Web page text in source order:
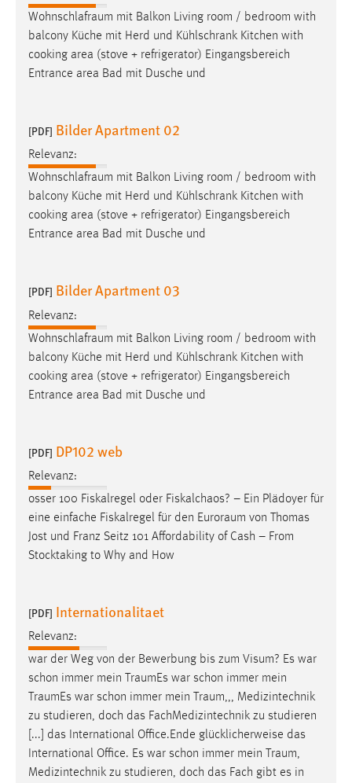
Wohnschlafraum mit Balkon Living room / bedroom with
balcony Küche mit Herd und Kühlschrank Kitchen with
cooking area (stove + refrigerator) Eingangsbereich
Entrance area Bad mit Dusche und
[PDF] Bilder Apartment 02
Relevanz:
Wohnschlafraum mit Balkon Living room / bedroom with
balcony Küche mit Herd und Kühlschrank Kitchen with
cooking area (stove + refrigerator) Eingangsbereich
Entrance area Bad mit Dusche und
[PDF] Bilder Apartment 03
Relevanz:
Wohnschlafraum mit Balkon Living room / bedroom with
balcony Küche mit Herd und Kühlschrank Kitchen with
cooking area (stove + refrigerator) Eingangsbereich
Entrance area Bad mit Dusche und
[PDF] DP102 web
Relevanz:
osser 100 Fiskalregel oder Fiskalchaos? – Ein Plädoyer für
eine einfache Fiskalregel für den Euroraum von Thomas
Jost und Franz Seitz 101 Affordability of Cash – From
Stocktaking to Why and How
[PDF] Internationalitaet
Relevanz:
war der Weg von der Bewerbung bis zum Visum? Es war
schon immer mein TraumEs war schon immer mein
TraumEs war schon immer mein Traum,,, Medizintechnik
zu studieren, doch das FachMedizintechnik zu studieren
[...] das International Office.Ende glücklicherweise das
International Office. Es war schon immer mein Traum,
Medizintechnik zu studieren, doch das Fach gibt es in
Name:
_pk_ref, _pk_cvar, _pk_id, _pk_ses
Zweck:
Zugriffsstatistik
Max. 13 Monate
MARKETING
Marketing Cookies werden von Drittanbietern
verwendet, um personalisierte Werbung anzuzeigen.
Name:
_gcl_au
Anbieter:
Google Ireland Limited
Conversion-Tracking
Cookie Laufzeit:
3 Monate
Facebook Pixel
Anbieter:
Facebook
Zweck:
Conversion-Tracking
Cookie Laufzeit: